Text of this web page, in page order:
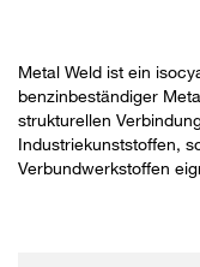
Metal Weld ist ein
benzinbeständiger
strukturellen
Industriekunststoffen,
Verbundwerkstoffen